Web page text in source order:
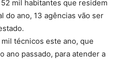
mil habitantes que residem
do ano, 13 agências vão ser
técnicos este ano, que
ano passado, para atender a